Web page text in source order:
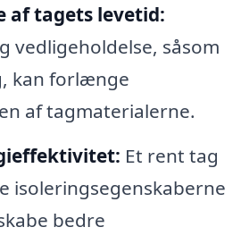
af tagets levetid:
vedligeholdelse, såsom
kan forlænge
af tagmaterialerne.
Et rent tag
isoleringsegenskaberne
bedre